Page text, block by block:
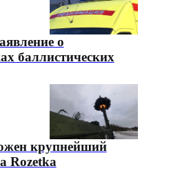
о
баллистических
крупнейший
Rozetka